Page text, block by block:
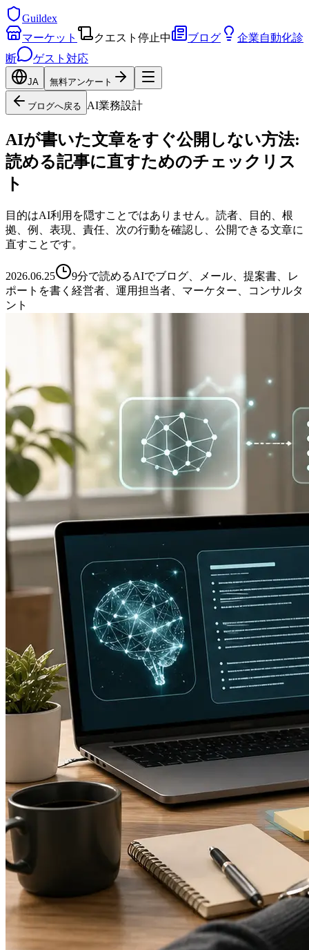
Guildex
マーケット
クエスト 停止中 ブログ
企業自動化診
断
ゲスト対応
JA 無料アンケート
ブログへ戻る AI業務設計
AIが書いた文章をすぐ公開しない方法:
読める記事に直すためのチェックリス
ト
目的はAI利用を隠すことではありません。読者、目的、根
拠、例、表現、責任、次の行動を確認し、公開できる文章に
直すことです。
2026.06.25 9分で読めるAIでブログ、メール、提案書、レ
ポートを書く経営者、運用担当者、マーケター、コンサルタ
ント